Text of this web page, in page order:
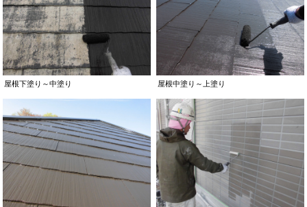
屋根下塗り～中塗り 屋根中塗り～上塗り